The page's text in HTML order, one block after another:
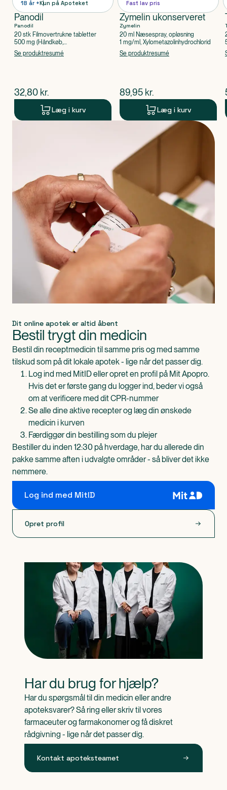
18 år +Kun på Apoteket
Panodil
Panodil
20 stk Filmovertrukne tabletter
500 mg (Håndkøb,
apoteksforbeholdt), Paracetamol
Se produktresumé
$nuværende pris
32,80 kr.
Læg i kurv
Fast lav pris
Zymelin ukonserveret
Zymelin
20 ml Næsespray, opløsning
1 mg/ml, Xylometazolinhydrochlorid
Se produktresumé
$nuværende pris
89,95 kr.
Læg i kurv
Dit online apotek er altid åbent
Bestil trygt din medicin
Bestil din receptmedicin til samme pris og med samme
tilskud som på dit lokale apotek - lige når det passer dig.
Log ind med MitID eller opret en profil på Mit Apopro.
Hvis det er første gang du logger ind, beder vi også
om at verificere med dit CPR-nummer
Se alle dine aktive recepter og læg din ønskede
medicin i kurven
Færdiggør din bestilling som du plejer
Bestiller du inden 12:30 på hverdage, har du allerede din
pakke samme aften i udvalgte områder - så bliver det ikke
nemmere.
Log ind med MitID
Opret profil
Har du brug for hjælp?
Har du spørgsmål til din medicin eller andre
apoteksvarer? Så ring eller skriv til vores
farmaceuter og farmakonomer og få diskret
rådgivning - lige når det passer dig.
Kontakt apoteksteamet